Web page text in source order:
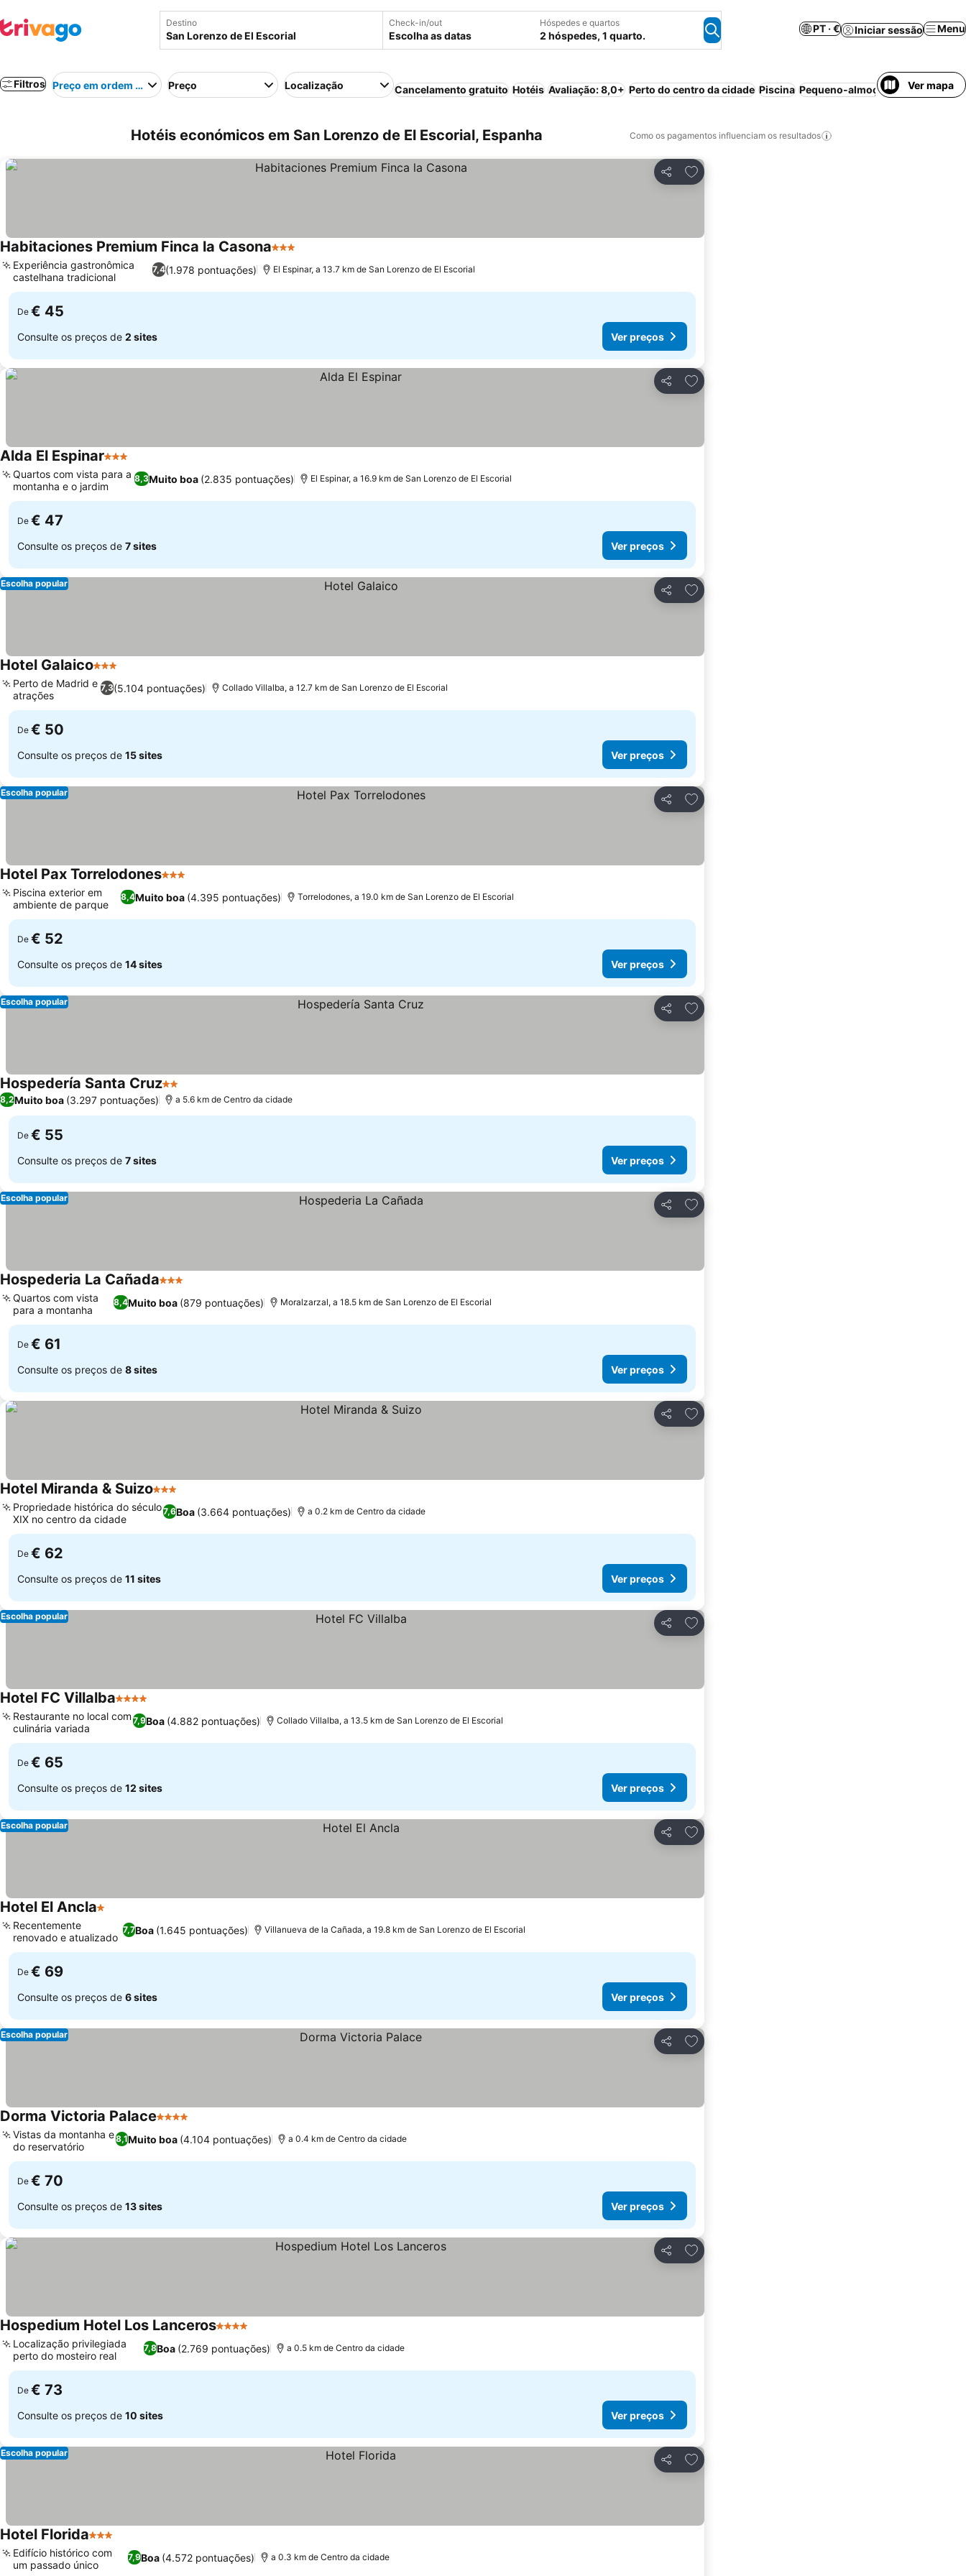
Destino Check-in/out
Escolha as datas
Hóspedes e quartos
2 hóspedes, 1 quarto.
PT · € Iniciar sessão Menu
Filtros Preço em ordem crescentePreço Localização Cancelamento gratuito Hotéis Avaliação: 8,0+ Perto do centro da cidade Piscina Pequeno-almoço incluídoVer mapa
Hotéis económicos em San Lorenzo de El Escorial, Espanha Como os pagamentos influenciam os resultados
Partilhar
Adicionar aos favoritos
Habitaciones Premium Finca la Casona3 Estrelas
7,4(1.978 pontuações)
Experiência gastronômica
castelhana tradicional
El Espinar, a 13.7 km de San Lorenzo de El Escorial
De € 45
Consulte os preços de 2 sites Ver preços
Partilhar
Adicionar aos favoritos
Alda El Espinar3 Estrelas
8,3Muito boa (2.835 pontuações)
Quartos com vista para a
montanha e o jardim
El Espinar, a 16.9 km de San Lorenzo de El Escorial
De € 47
Consulte os preços de 7 sites Ver preços
Partilhar
Adicionar aos favoritos
Escolha popular
Hotel Galaico3 Estrelas
7,3(5.104 pontuações)
Perto de Madrid e
atrações
Collado Villalba, a 12.7 km de San Lorenzo de El Escorial
De € 50
Consulte os preços de 15 sites Ver preços
Partilhar
Adicionar aos favoritos
Escolha popular
Hotel Pax Torrelodones3 Estrelas
8,4Muito boa (4.395 pontuações)
Piscina exterior em
ambiente de parque
Torrelodones, a 19.0 km de San Lorenzo de El Escorial
De € 52
Consulte os preços de 14 sites Ver preços
Partilhar
Adicionar aos favoritos
Escolha popular
Hospedería Santa Cruz2 Estrelas
8,2Muito boa (3.297 pontuações) a 5.6 km de Centro da cidade
De € 55
Consulte os preços de 7 sites Ver preços
Partilhar
Adicionar aos favoritos
Escolha popular
Hospederia La Cañada3 Estrelas
8,4Muito boa (879 pontuações)
Quartos com vista
para a montanha
Moralzarzal, a 18.5 km de San Lorenzo de El Escorial
De € 61
Consulte os preços de 8 sites Ver preços
Partilhar
Adicionar aos favoritos
Hotel Miranda & Suizo3 Estrelas
7,6Boa (3.664 pontuações)
Propriedade histórica do século
XIX no centro da cidade
a 0.2 km de Centro da cidade
De € 62
Consulte os preços de 11 sites Ver preços
Partilhar
Adicionar aos favoritos
Escolha popular
Hotel FC Villalba4 Estrelas
7,9Boa (4.882 pontuações)
Restaurante no local com
culinária variada
Collado Villalba, a 13.5 km de San Lorenzo de El Escorial
De € 65
Consulte os preços de 12 sites Ver preços
Partilhar
Adicionar aos favoritos
Escolha popular
Hotel El Ancla1 Estrelas
7,7Boa (1.645 pontuações)
Recentemente
renovado e atualizado
Villanueva de la Cañada, a 19.8 km de San Lorenzo de El Escorial
De € 69
Consulte os preços de 6 sites Ver preços
Partilhar
Adicionar aos favoritos
Escolha popular
Dorma Victoria Palace4 Estrelas
8,1Muito boa (4.104 pontuações)
Vistas da montanha e
do reservatório
a 0.4 km de Centro da cidade
De € 70
Consulte os preços de 13 sites Ver preços
Partilhar
Adicionar aos favoritos
Hospedium Hotel Los Lanceros4 Estrelas
7,8Boa (2.769 pontuações)
Localização privilegiada
perto do mosteiro real
a 0.5 km de Centro da cidade
De € 73
Consulte os preços de 10 sites Ver preços
Partilhar
Adicionar aos favoritos
Escolha popular
Hotel Florida3 Estrelas
7,9Boa (4.572 pontuações)
Edifício histórico com
um passado único
a 0.3 km de Centro da cidade